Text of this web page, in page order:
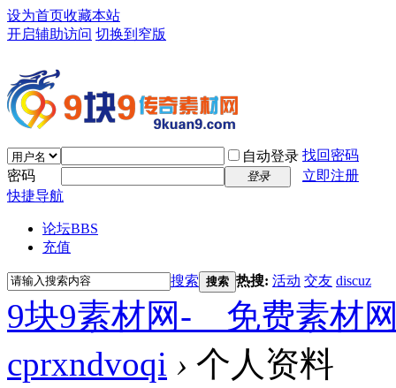
设为首页收藏本站
开启辅助访问 切换到窄版
自动登录 找回密码
密码
登录
立即注册
快捷导航
论坛BBS
充值
搜索 搜索 热搜: 活动 交友 discuz
9块9素材网-＿免费素材
cprxndvoqi › 个人资料